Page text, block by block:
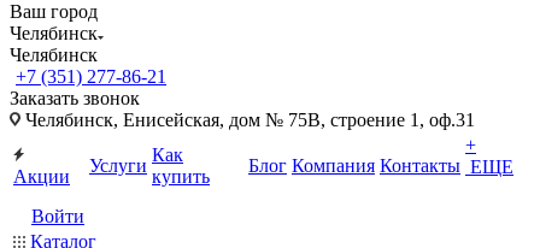
Ваш город
Челябинск
Челябинск
+7 (351) 277-86-21
Заказать звонок
Челябинск, Енисейская, дом № 75В, строение 1, оф.31
Акции
Услуги
Как
купить
Блог Компания Контакты
+
ЕЩЕ
Войти
Каталог